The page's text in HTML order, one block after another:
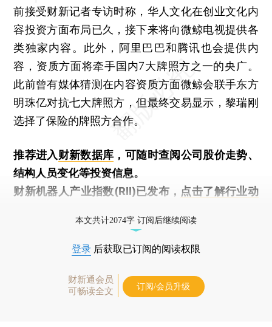
前接受财新记者专访时称，华人文化在创业文化内
容投资方面布局已久，接下来将向微鲸电视提供各
类独家内容。此外，阿里巴巴和腾讯也会提供内
容，资质方面将牵手国内7大牌照方之一的央广。
此前曾有媒体猜测在内容资质方面微鲸会联手东方
明珠亿对抗七大牌照方，但最终交易显示，黎瑞刚
选择了保险的牌照方合作。
推荐进入财新数据库 ，可随时查阅公司股价走势、
结构人员变化等投资信息。
财新机器人产业指数(RII)已发布， 点击了解行业动
本文共计2074字 订阅后继续阅读
登录 后获取已订阅的阅读权限
财新通会员
可畅读全文
订阅/会员升级